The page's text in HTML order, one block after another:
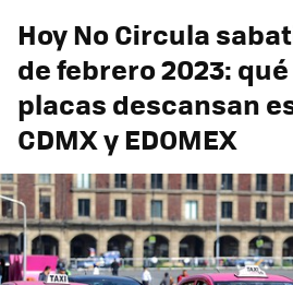
Hoy No Circula
de febrero 2023:
placas descansan
CDMX y EDOMEX